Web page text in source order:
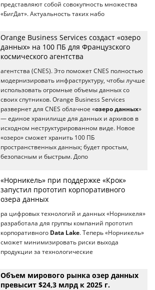
представляют собой совокупность множества
«БигДат». Актуальность таких набо
Orange Business Services создаст «озеро
данных» на 100 ПБ для Французского
космического агентства
агентства (CNES). Это поможет CNES полностью
модернизировать инфраструктуру, чтобы лучше
использовать огромные объемы данных со
своих спутников. Orange Business Services
развернет для CNES облачное «озеро данных»
— единое хранилище для данных и архивов в
исходном неструктурированном виде. Новое
«озеро» сможет хранить 100 ПБ
пространственных данных; будет простым,
безопасным и быстрым. Допо
«Норникель» при поддержке «Крок»
запустил прототип корпоративного
озера данных
ра цифровых технологий и данных «Норникеля»
разработала для группы компаний прототип
корпоративного Data Lake. Теперь «Норникель»
сможет минимизировать риски выхода
продукции за технологические
Объем мирового рынка озер данных
превысит $24,3 млрд к 2025 г.